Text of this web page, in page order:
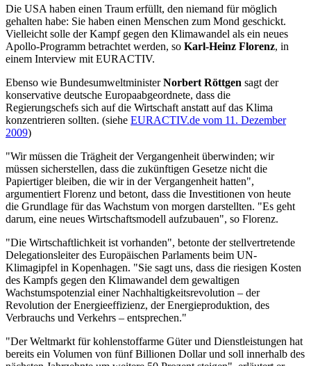
Die USA haben einen Traum erfüllt, den niemand für möglich
gehalten habe: Sie haben einen Menschen zum Mond geschickt.
Vielleicht solle der Kampf gegen den Klimawandel als ein neues
Apollo-Programm betrachtet werden, so Karl-Heinz Florenz, in
einem Interview mit EURACTIV.
Ebenso wie BundesumweltministerNorbert Röttgen sagt der
konservative deutsche Europaabgeordnete, dass die
Regierungschefs sich auf die Wirtschaft anstatt auf das Klima
konzentrieren sollten. (siehe EURACTIV.de vom 11. Dezember
2009)
"Wir müssen die Trägheit der Vergangenheit überwinden; wir
müssen sicherstellen, dass die zukünftigen Gesetze nicht die
Papiertiger bleiben, die wir in der Vergangenheit hatten",
argumentiert Florenz und betont, dass die Investitionen von heute
die Grundlage für das Wachstum von morgen darstellten. "Es geht
darum, eine neues Wirtschaftsmodell aufzubauen", so Florenz.
"Die Wirtschaftlichkeit ist vorhanden", betonte der stellvertretende
Delegationsleiter des Europäischen Parlaments beim UN-
Klimagipfel in Kopenhagen. "Sie sagt uns, dass die riesigen Kosten
des Kampfs gegen den Klimawandel dem gewaltigen
Wachstumspotenzial einer Nachhaltigkeitsrevolution – der
Revolution der Energieeffizienz, der Energieproduktion, des
Verbrauchs und Verkehrs – entsprechen."
"Der Weltmarkt für kohlenstoffarme Güter und Dienstleistungen hat
bereits ein Volumen von fünf Billionen Dollar und soll innerhalb des